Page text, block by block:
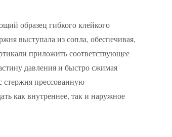
образец гибкого клейкого
выступала из сопла, обеспечивая,
приложить соответствующее
давления и быстро сжимая
стержня прессованную
как внутреннее, так и наружное